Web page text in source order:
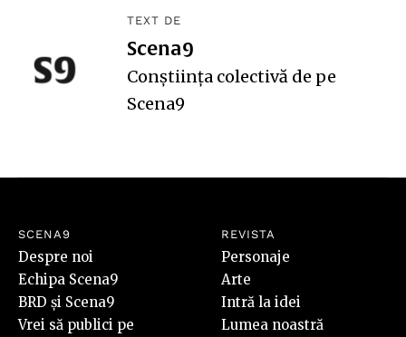
TEXT DE
Scena9
Conștiința colectivă de pe
Scena9
SCENA9
Despre noi
Echipa Scena9
BRD și Scena9
Vrei să publici pe
REVISTA
Personaje
Arte
Intră la idei
Lumea noastră